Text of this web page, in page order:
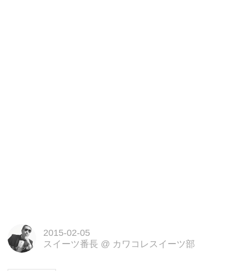
2015-02-05
スイーツ番長 @ カワコレスイーツ部